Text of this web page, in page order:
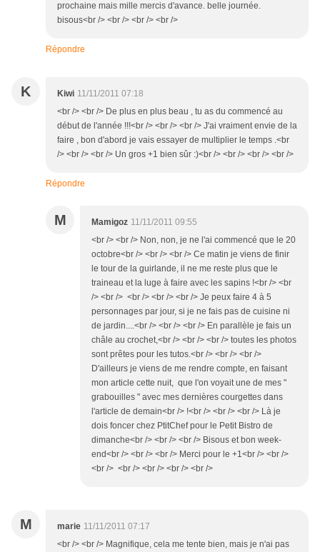
prochaine mais mille mercis d'avance. belle journée.
bisous<br /> <br /> <br /> <br />
Répondre
K Kiwi 11/11/2011 07:18
<br /> <br /> De plus en plus beau , tu as du commencé au
début de l'année !!!<br /> <br /> <br /> J'ai vraiment envie de la
faire , bon d'abord je vais essayer de multiplier le temps .<br
/> <br /> <br /> Un gros +1 bien sûr :)<br /> <br /> <br /> <br />
Répondre
M Mamigoz 11/11/2011 09:55
<br /> <br /> Non, non, je ne l'ai commencé que le 20
octobre<br /> <br /> <br /> Ce matin je viens de finir
le tour de la guirlande, il ne me reste plus que le
traineau et la luge à faire avec les sapins !<br /> <br
/> <br /> <br /> <br /> <br /> Je peux faire 4 à 5
personnages par jour, si je ne fais pas de cuisine ni
de jardin....<br /> <br /> <br /> En parallèle je fais un
châle au crochet,<br /> <br /> <br /> toutes les photos
sont prêtes pour les tutos.<br /> <br /> <br />
D'ailleurs je viens de me rendre compte, en faisant
mon article cette nuit, que l'on voyait une de mes "
grabouilles " avec mes dernières courgettes dans
l'article de demain<br /> !<br /> <br /> <br /> Là je
dois foncer chez PtitChef pour le Petit Bistro de
dimanche<br /> <br /> <br /> Bisous et bon week-
end<br /> <br /> <br /> Merci pour le +1<br /> <br />
<br /> <br /> <br /> <br /> <br />
M marie 11/11/2011 07:17
<br /> <br /> Magnifique, cela me tente bien, mais je n'ai pas